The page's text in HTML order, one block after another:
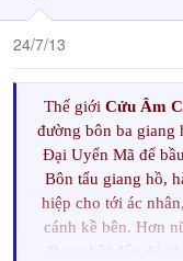
24/7/13
Thế giới Cửu Âm
đường bôn ba giang
Đại Uyển Mã để
Bôn tẩu giang hồ,
hiệp cho tới ác
cánh kề bên. Hơn
Bang hội đấu đá